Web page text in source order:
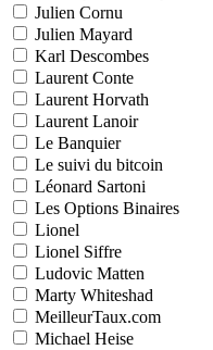
Julien Cornu
Julien Mayard
Karl Descombes
Laurent Conte
Laurent Horvath
Laurent Lanoir
Le Banquier
Le suivi du bitcoin
Léonard Sartoni
Les Options Binaires
Lionel
Lionel Siffre
Ludovic Matten
Marty Whiteshad
MeilleurTaux.com
Michael Heise